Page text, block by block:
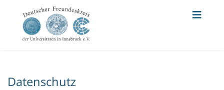
Datenschutz